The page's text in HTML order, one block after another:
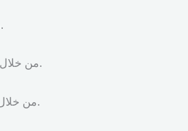
من خلال محلات الرسيفرات.
من خلال مواقع موثوقة على الإنترنت.
من خلال خدمة دعم أجهزة السيناتور.